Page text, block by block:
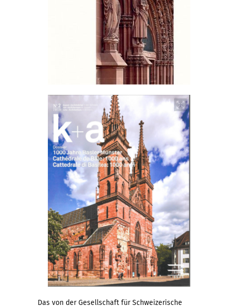
Das von der Gesellschaft für Schweizerische